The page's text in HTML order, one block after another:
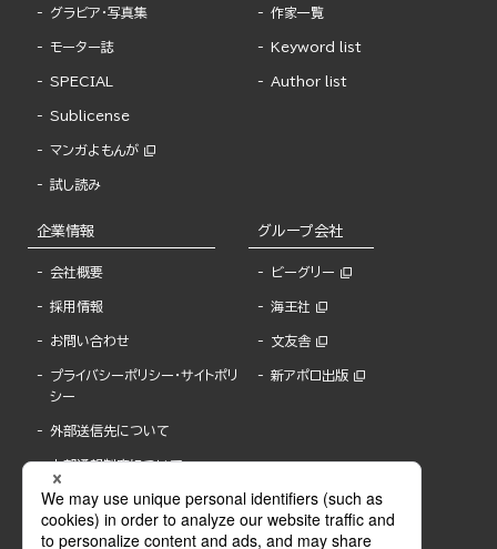
グラビア・写真集
モーター誌
SPECIAL
Sublicense
マンガよもんが
試し読み
作家一覧
Keyword list
Author list
企業情報
会社概要
採用情報
お問い合わせ
プライバシーポリシー・サイトポリ
シー
外部送信先について
内部通報制度について
グループ会社
ビーグリー
海王社
文友舎
新アポロ出版